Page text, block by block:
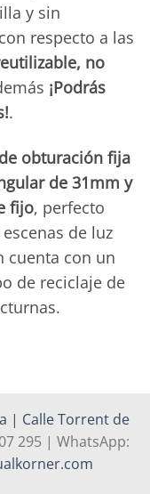
y sin
respecto a las
no
¡Podrás
.
obturación fija
de 31mm y
fijo, perfecto
de luz
cuenta con un
de reciclaje de
| Calle Torrent de
295 | WhatsApp: